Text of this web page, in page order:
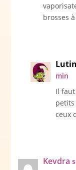
brosses
min
Il
petits
ceux
Kevdra